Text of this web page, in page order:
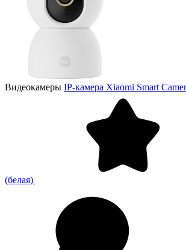
Видеокамеры IP-камера Xiaomi Smart
(белая)